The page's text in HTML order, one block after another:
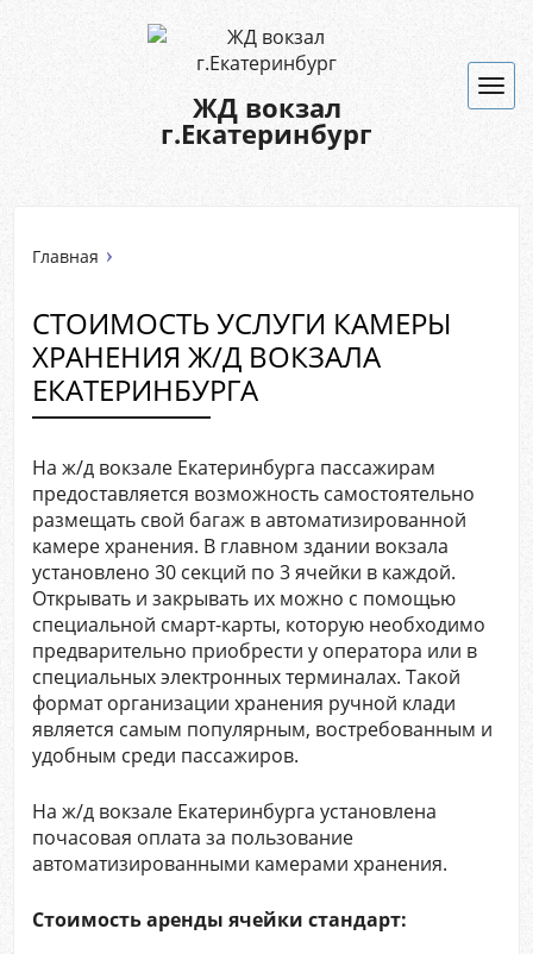
ЖД вокзал
г.Екатеринбург
Главная
СТОИМОСТЬ УСЛУГИ КАМЕРЫ
ХРАНЕНИЯ Ж/Д ВОКЗАЛА
ЕКАТЕРИНБУРГА
На ж/д вокзале Екатеринбурга пассажирам
предоставляется возможность самостоятельно
размещать свой багаж в автоматизированной
камере хранения. В главном здании вокзала
установлено 30 секций по 3 ячейки в каждой.
Открывать и закрывать их можно с помощью
специальной смарт-карты, которую необходимо
предварительно приобрести у оператора или в
специальных электронных терминалах. Такой
формат организации хранения ручной клади
является самым популярным, востребованным и
удобным среди пассажиров.
На ж/д вокзале Екатеринбурга установлена
почасовая оплата за пользование
автоматизированными камерами хранения.
Стоимость аренды ячейки стандарт: